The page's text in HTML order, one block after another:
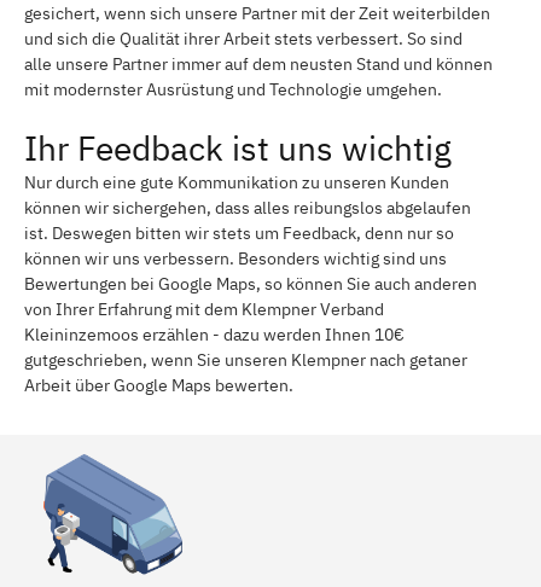
gesichert, wenn sich unsere Partner mit der Zeit weiterbilden
und sich die Qualität ihrer Arbeit stets verbessert. So sind
alle unsere Partner immer auf dem neusten Stand und können
mit modernster Ausrüstung und Technologie umgehen.
Ihr Feedback ist uns wichtig
Nur durch eine gute Kommunikation zu unseren Kunden
können wir sichergehen, dass alles reibungslos abgelaufen
ist. Deswegen bitten wir stets um Feedback, denn nur so
können wir uns verbessern. Besonders wichtig sind uns
Bewertungen bei Google Maps, so können Sie auch anderen
von Ihrer Erfahrung mit dem Klempner Verband
Kleininzemoos erzählen - dazu werden Ihnen 10€
gutgeschrieben, wenn Sie unseren Klempner nach getaner
Arbeit über Google Maps bewerten.